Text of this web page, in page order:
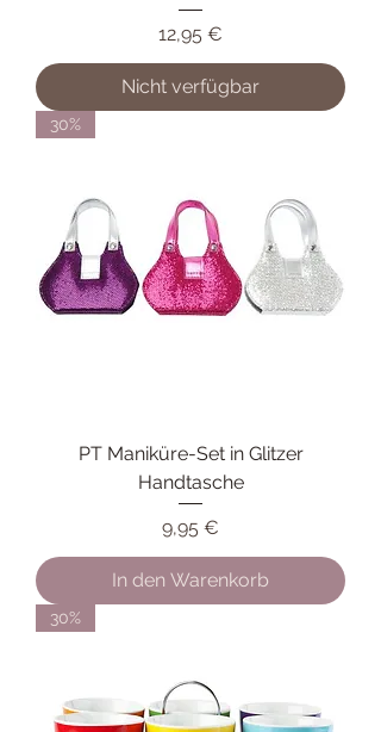
Preis
12,95 €
Nicht verfügbar
30%
PT Maniküre-Set in Glitzer
Handtasche
Preis
9,95 €
In den Warenkorb
30%